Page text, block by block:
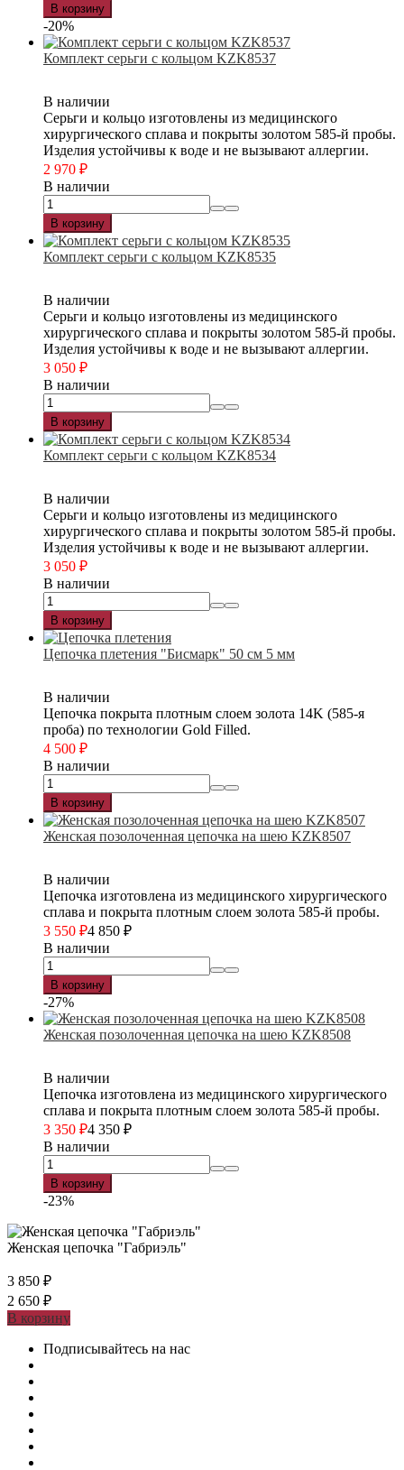
В корзину
-20%
Комплект серьги с кольцом KZK8537
В наличии
Серьги и кольцо изготовлены из медицинского
хирургического сплава и покрыты золотом 585-й пробы.
Изделия устойчивы к воде и не вызывают аллергии.
2 970 ₽
В наличии
В корзину
Комплект серьги с кольцом KZK8535
В наличии
Серьги и кольцо изготовлены из медицинского
хирургического сплава и покрыты золотом 585-й пробы.
Изделия устойчивы к воде и не вызывают аллергии.
3 050 ₽
В наличии
В корзину
Комплект серьги с кольцом KZK8534
В наличии
Серьги и кольцо изготовлены из медицинского
хирургического сплава и покрыты золотом 585-й пробы.
Изделия устойчивы к воде и не вызывают аллергии.
3 050 ₽
В наличии
В корзину
Цепочка плетения "Бисмарк" 50 см 5 мм
В наличии
Цепочка покрыта плотным слоем золота 14K (585-я
проба) по технологии Gold Filled.
4 500 ₽
В наличии
В корзину
Женская позолоченная цепочка на шею KZK8507
В наличии
Цепочка изготовлена из медицинского хирургического
сплава и покрыта плотным слоем золота 585-й пробы.
3 550 ₽4 850 ₽
В наличии
В корзину
-27%
Женская позолоченная цепочка на шею KZK8508
В наличии
Цепочка изготовлена из медицинского хирургического
сплава и покрыта плотным слоем золота 585-й пробы.
3 350 ₽4 350 ₽
В наличии
В корзину
-23%
Женская цепочка "Габриэль"
3 850 ₽
2 650 ₽
В корзину
Подписывайтесь на нас